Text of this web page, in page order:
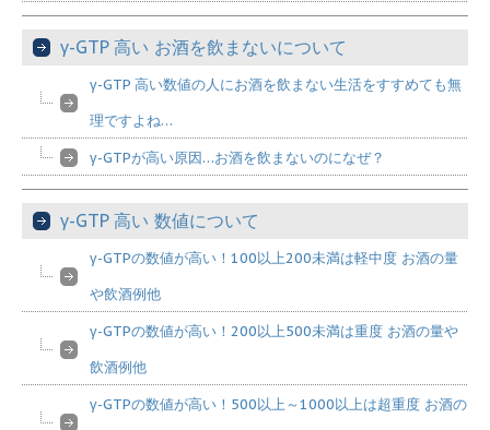
γ-GTP 高い お酒を飲まないについて
γ-GTP 高い数値の人にお酒を飲まない生活をすすめても無
理ですよね…
γ-GTPが高い原因…お酒を飲まないのになぜ？
γ-GTP 高い 数値について
γ-GTPの数値が高い！100以上200未満は軽中度 お酒の量
や飲酒例他
γ-GTPの数値が高い！200以上500未満は重度 お酒の量や
飲酒例他
γ-GTPの数値が高い！500以上～1000以上は超重度 お酒の